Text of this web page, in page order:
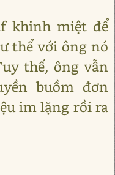
khinh miệt để
thể với ông nó
thế, ông vẫn
buồm đơn
im lặng rồi ra